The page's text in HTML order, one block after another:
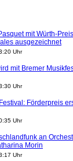
mit Würth-
ausgezeichnet
Uhr
mit Bremer
Uhr
Förderpreis
Uhr
an
Morin
Uhr